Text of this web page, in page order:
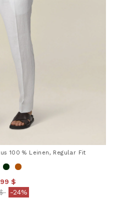
100 % Leinen, Regular Fit
$
from
$to-24%